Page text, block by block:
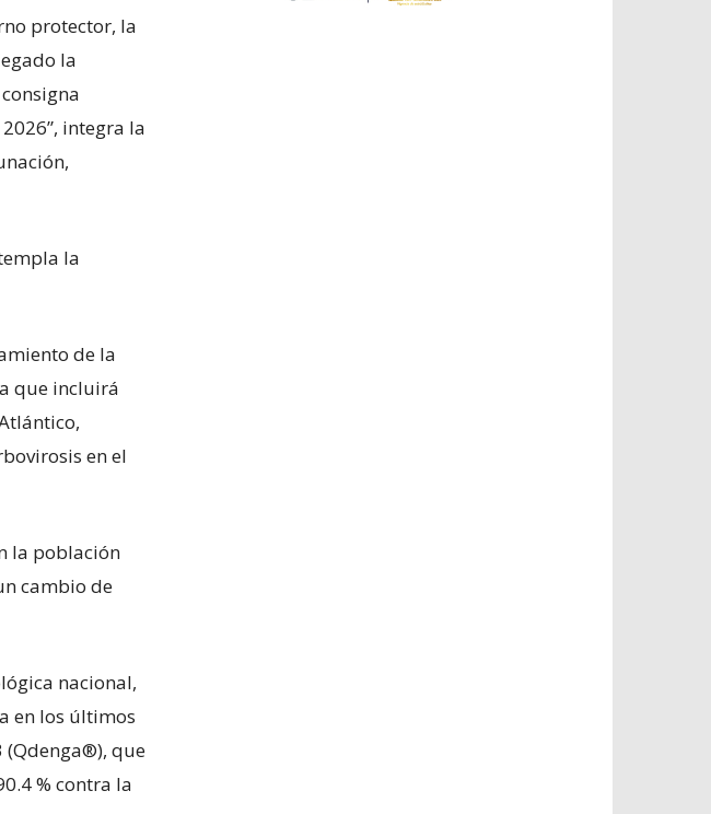
protector, la
la
integra la
la
de la
que incluirá
en el
la población
cambio de
nacional,
en los últimos
(Qdenga®️), que
% contra la